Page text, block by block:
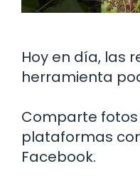
Hoy en día, las
herramienta
Comparte
plataformas
Facebook.